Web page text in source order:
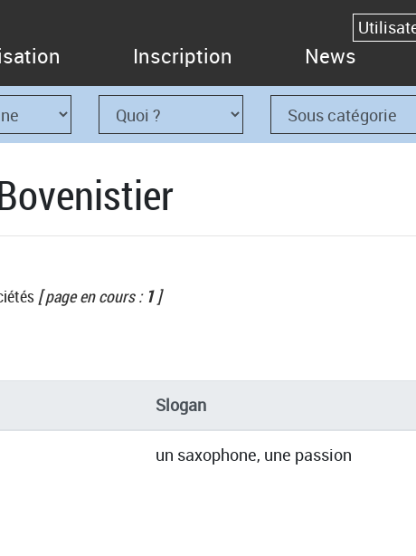
Inscription News
[ page en cours : 1]
Slogan
un saxophone, une passion